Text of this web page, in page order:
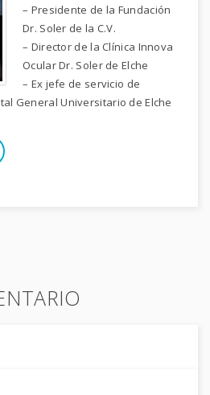
– Presidente de la Fundación
Dr. Soler de la C.V.
– Director de la Clínica Innova
Ocular Dr. Soler de Elche
– Ex jefe de servicio de
General Universitario de Elche